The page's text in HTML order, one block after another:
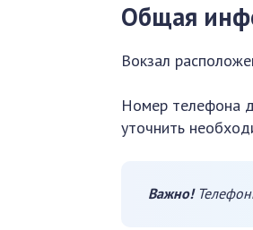
Общая
Вокзал
Номер телефона
уточнить
Важно!